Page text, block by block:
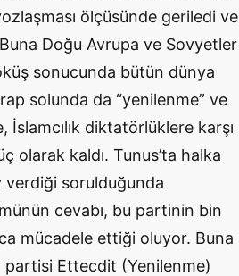
ölçüsünde geriledi ve
Doğu Avrupa ve Sovyetler
sonucunda bütün dünya
solunda da “yenilenme” ve
İslamcılık diktatörlüklere karşı
olarak kaldı. Tunus’ta halka
verdiği sorulduğunda
cevabı, bu partinin bin
mücadele ettiği oluyor. Buna
partisi Ettecdit (Yenilenme)